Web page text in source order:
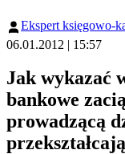
Ekspert księgowo-
06.01.2012 | 15:57
Jak wykazać
bankowe
prowadzącą